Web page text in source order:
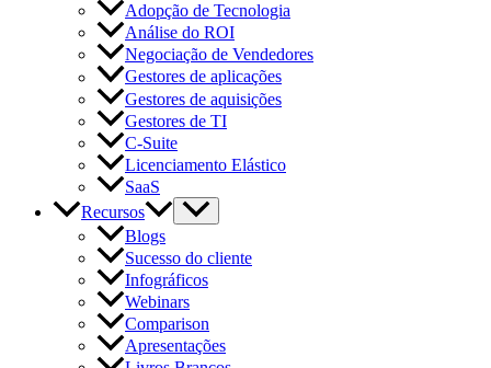
Adopção de Tecnologia
Análise do ROI
Negociação de Vendedores
Gestores de aplicações
Gestores de aquisições
Gestores de TI
C-Suite
Licenciamento Elástico
SaaS
Recursos
Blogs
Sucesso do cliente
Infográficos
Webinars
Comparison
Apresentações